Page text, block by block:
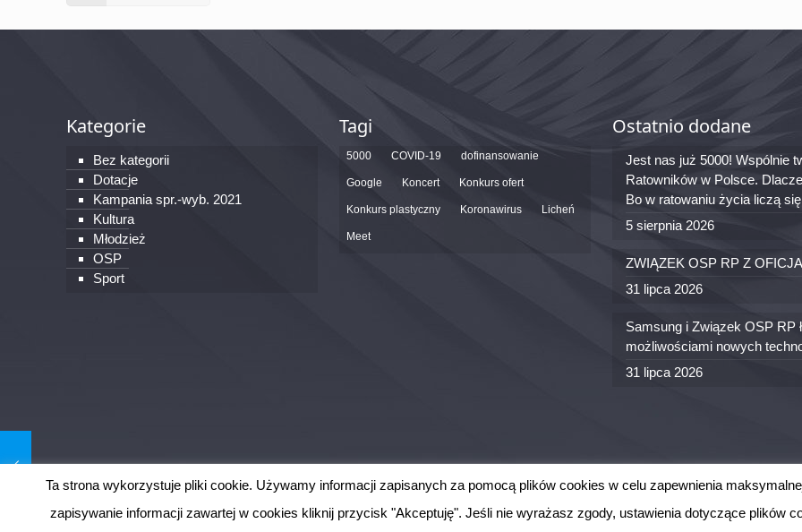
Kategorie
Bez kategorii
Dotacje
Kampania spr.-wyb. 2021
Kultura
Młodzież
OSP
Sport
Tagi
5000 COVID-19 dofinansowanie
Google Koncert Konkurs ofert
Konkurs plastyczny Koronawirus Licheń
Meet
Ostatnio dodane
Jest nas już 5000! Wspólnie
Ratowników w Polsce.
Bo w ratowaniu życia liczą
5 sierpnia 2026
ZWIĄZEK OSP RP Z
31 lipca 2026
Samsung i Związek OSP RP
możliwościami nowych
31 lipca 2026
Ta strona wykorzystuje pliki cookie. Używamy informacji zapisanych za pomocą plików cookies w celu zapewnienia
zapisywanie informacji zawartej w cookies kliknij przycisk "Akceptuję". Jeśli nie wyrażasz zgody, ustawienia dotyczące plików